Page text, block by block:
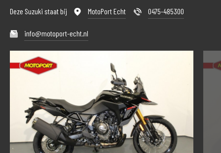
Deze Suzuki staat bij MotoPort Echt 0475-485300
info@motoport-echt.nl